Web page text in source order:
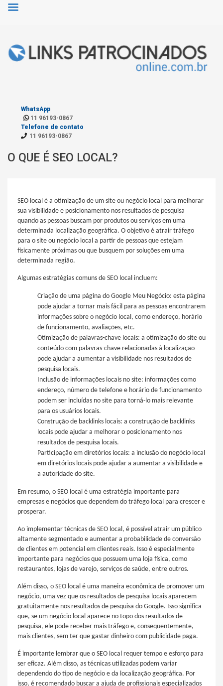
WhatsApp
11 96193-0867
Telefone de contato
11 96193-0867
O QUE É SEO LOCAL?
SEO local é a otimização de um site ou negócio local para melhorar
sua visibilidade e posicionamento nos resultados de pesquisa
quando as pessoas buscam por produtos ou serviços em uma
determinada localização geográfica. O objetivo é atrair tráfego
para o site ou negócio local a partir de pessoas que estejam
fisicamente próximas ou que busquem por soluções em uma
determinada região.
Algumas estratégias comuns de SEO local incluem:
Criação de uma página do Google Meu Negócio: esta página
pode ajudar a tornar mais fácil para as pessoas encontrarem
informações sobre o negócio local, como endereço, horário
de funcionamento, avaliações, etc.
Otimização de palavras-chave locais: a otimização do site ou
conteúdo com palavras-chave relacionadas à localização
pode ajudar a aumentar a visibilidade nos resultados de
pesquisa locais.
Inclusão de informações locais no site: informações como
endereço, número de telefone e horário de funcionamento
podem ser incluídas no site para torná-lo mais relevante
para os usuários locais.
Construção de backlinks locais: a construção de backlinks
locais pode ajudar a melhorar o posicionamento nos
resultados de pesquisa locais.
Participação em diretórios locais: a inclusão do negócio local
em diretórios locais pode ajudar a aumentar a visibilidade e
a autoridade do site.
Em resumo, o SEO local é uma estratégia importante para
empresas e negócios que dependem do tráfego local para crescer e
prosperar.
Ao implementar técnicas de SEO local, é possível atrair um público
altamente segmentado e aumentar a probabilidade de conversão
de clientes em potencial em clientes reais. Isso é especialmente
importante para negócios que possuem uma loja física, como
restaurantes, lojas de varejo, serviços de saúde, entre outros.
Além disso, o SEO local é uma maneira econômica de promover um
negócio, uma vez que os resultados de pesquisa locais aparecem
gratuitamente nos resultados de pesquisa do Google. Isso significa
que, se um negócio local aparece no topo dos resultados de
pesquisa, ele pode receber mais tráfego e, consequentemente,
mais clientes, sem ter que gastar dinheiro com publicidade paga.
É importante lembrar que o SEO local requer tempo e esforço para
ser eficaz. Além disso, as técnicas utilizadas podem variar
dependendo do tipo de negócio e da localização geográfica. Por
isso, é recomendado buscar a ajuda de profissionais especializados